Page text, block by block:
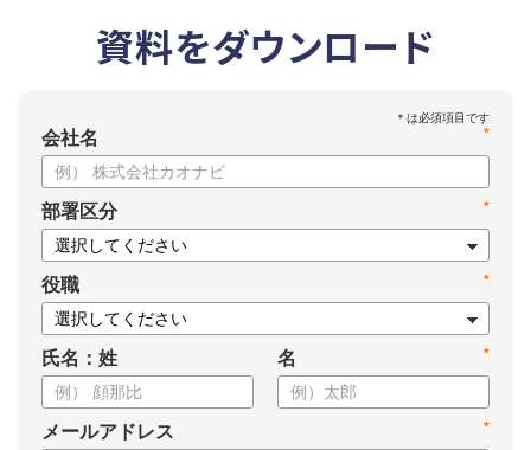
資料をダウンロード
*
会社名
*
部署区分
*
役職
氏名：姓 *
名
*
メールアドレス